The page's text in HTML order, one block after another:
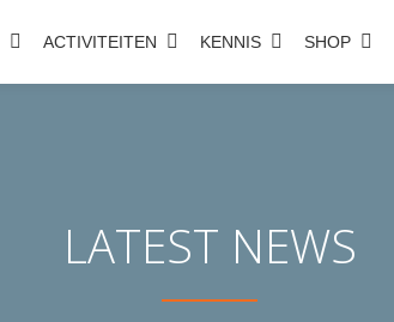
ACTIVITEITEN KENNIS SHOP
LATEST NEWS